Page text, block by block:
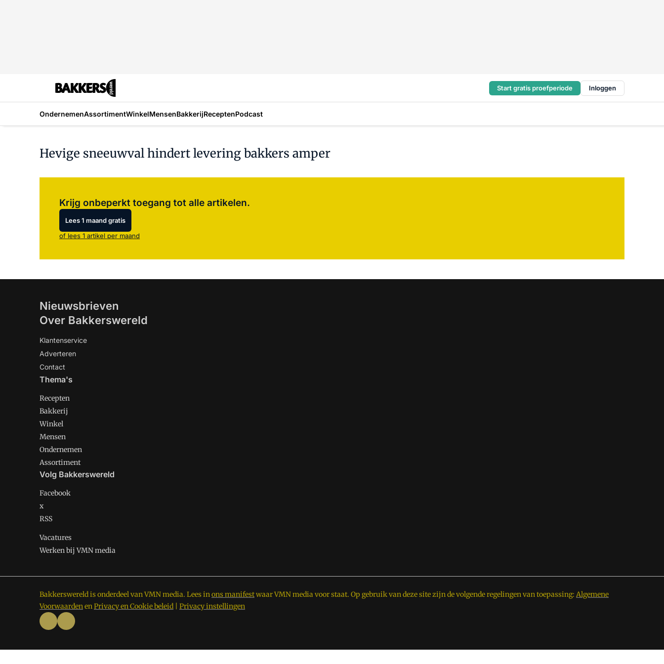
Start gratis proefperiode Inloggen
OndernemenAssortimentWinkelMensenBakkerijReceptenPodcast
Hevige sneeuwval hindert levering bakkers amper
Krijg onbeperkt toegang tot alle artikelen.
Lees 1 maand gratis
of lees 1 artikel per maand
Nieuwsbrieven
Over Bakkerswereld
Klantenservice
Adverteren
Contact
Thema's
Recepten
Bakkerij
Winkel
Mensen
Ondernemen
Assortiment
Volg Bakkerswereld
Facebook
x
RSS
Vacatures
Werken bij VMN media
Bakkerswereld is onderdeel van VMN media. Lees inons manifestwaar VMN media voor staat. Op gebruik van deze site zijn de volgende regelingen van toepassing: Algemene
VoorwaardenenPrivacy en Cookie beleid Privacy instellingen